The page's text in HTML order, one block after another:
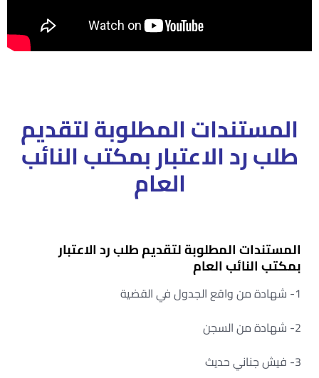
المستندات المطلوبة لتقديم
طلب رد الاعتبار بمكتب النائب
العام
المستندات المطلوبة لتقديم طلب رد الاعتبار
بمكتب النائب العام
1- شهادة من واقع الجدول في القضية
2- شهادة من السجن
3- فيش جناني حديث